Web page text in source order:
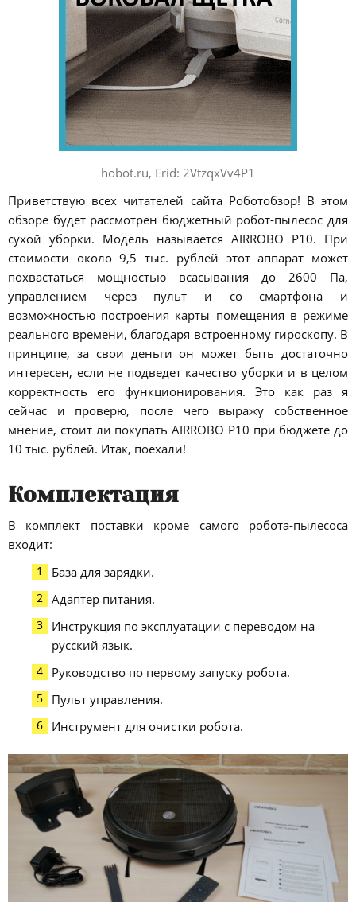
hobot.ru, Erid: 2VtzqxVv4P1
Приветствую всех читателей сайта Роботобзор! В этом
обзоре будет рассмотрен бюджетный робот-пылесос для
сухой уборки. Модель называется AIRROBO P10. При
стоимости около 9,5 тыс. рублей этот аппарат может
похвастаться мощностью всасывания до 2600 Па,
управлением через пульт и со смартфона и
возможностью построения карты помещения в режиме
реального времени, благодаря встроенному гироскопу. В
принципе, за свои деньги он может быть достаточно
интересен, если не подведет качество уборки и в целом
корректность его функционирования. Это как раз я
сейчас и проверю, после чего выражу собственное
мнение, стоит ли покупать AIRROBO P10 при бюджете до
10 тыс. рублей. Итак, поехали!
Комплектация
В комплект поставки кроме самого робота-пылесоса
входит:
База для зарядки.
Адаптер питания.
Инструкция по эксплуатации с переводом на
русский язык.
Руководство по первому запуску робота.
Пульт управления.
Инструмент для очистки робота.